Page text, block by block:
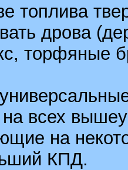
топлива
дрова
торфяные
на всех
на
КПД.